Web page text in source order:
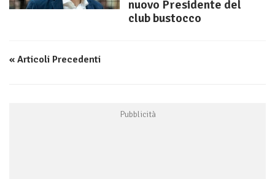
nuovo Presidente del
club bustocco
« Articoli Precedenti